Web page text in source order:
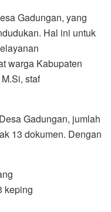
Gadungan, yang
Hal ini untuk
warga Kabupaten
staf
Gadungan, jumlah
13 dokumen. Dengan
keping